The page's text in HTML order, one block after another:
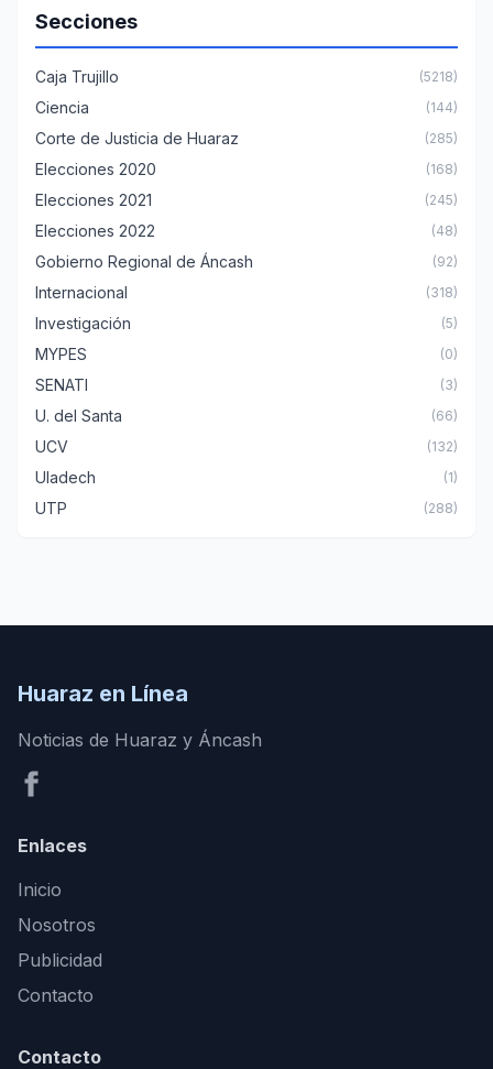
Secciones
Caja Trujillo (5218)
Ciencia (144)
Corte de Justicia de Huaraz (285)
Elecciones 2020 (168)
Elecciones 2021 (245)
Elecciones 2022 (48)
Gobierno Regional de Áncash (92)
Internacional (318)
Investigación (5)
MYPES (0)
SENATI (3)
U. del Santa (66)
UCV (132)
Uladech (1)
UTP (288)
Huaraz en Línea
Noticias de Huaraz y Áncash
Enlaces
Inicio
Nosotros
Publicidad
Contacto
Contacto